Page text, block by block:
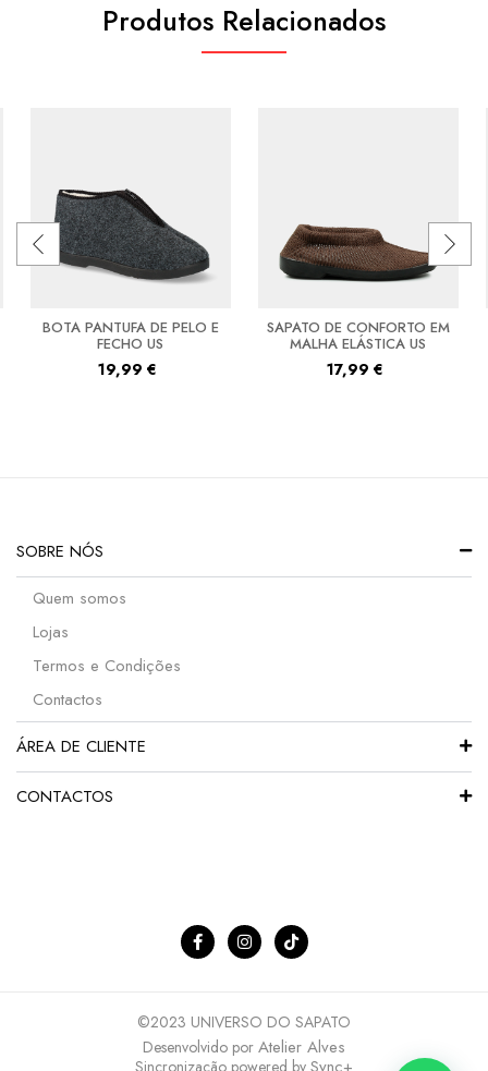
Produtos Relacionados
BOTA PANTUFA DE PELO E
FECHO US
19,99 €
SAPATO DE CONFORTO EM
MALHA ELÁSTICA US
17,99 €
SOBRE NÓS
Quem somos
Lojas
Termos e Condições
Contactos
ÁREA DE CLIENTE
CONTACTOS
©2023 UNIVERSO DO SAPATO
Desenvolvido por Atelier Alves
Sincronização powered by